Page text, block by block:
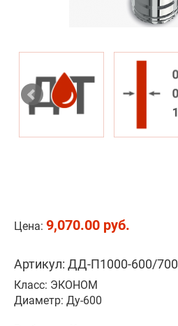
Цена: 9,070.00 руб.
Артикул: ДД-П1000-600/
Класс: ЭКОНОМ
Диаметр: Ду-600